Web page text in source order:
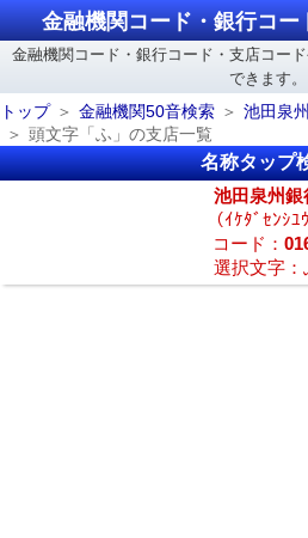
金融機関コード・銀行コ
金融機関コード・銀行コード・支店コー
できます。
トップ
金融機関50音検索
池田泉
頭文字「ふ」の支店一覧
名称タップ
池田泉州銀
（ｲｹﾀﾞｾﾝｼﾕｳ
コード：
選択文字：